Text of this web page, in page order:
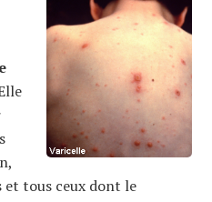
et tous ceux dont le